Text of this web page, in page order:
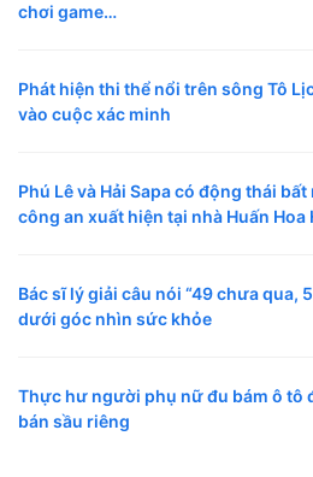
chơi game…
Phát hiện thi thể nổi trên sông Tô
vào cuộc xác minh
Phú Lê và Hải Sapa có động thái
công an xuất hiện tại nhà Huấn Hoa
Bác sĩ lý giải câu nói “49 chưa qua,
dưới góc nhìn sức khỏe
Thực hư người phụ nữ đu bám ô tô
bán sầu riêng